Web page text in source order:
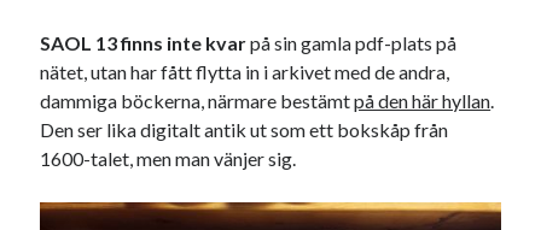
Lotten som Sommarpratare (i fantasin alltså: grupp på FB)
Vad ska du laga för mat idag? (Recept!)
Meta
Logga in
SAOL 13 finns inte kvarpå sin gamla pdf-plats på
nätet, utan har fått flytta in i arkivet med de andra,
dammiga böckerna, närmare bestämtpå den här hyllan
Den ser lika digitalt antik ut som ett bokskåp från
1600-talet, men man vänjer sig.